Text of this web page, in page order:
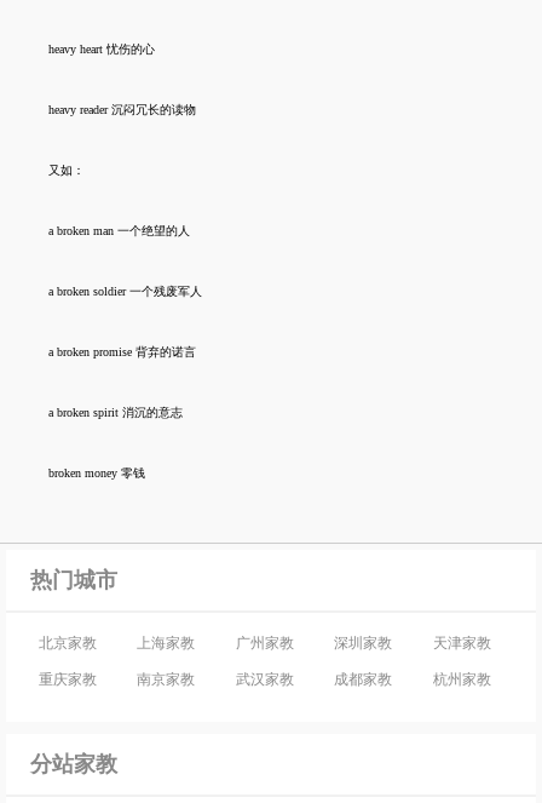
heavy heart 忧伤的心
heavy reader 沉闷冗长的读物
又如：
a broken man 一个绝望的人
a broken soldier 一个残废军人
a broken promise 背弃的诺言
a broken spirit 消沉的意志
broken money 零钱
热门城市
北京家教 上海家教 广州家教 深圳家教 天津家教
重庆家教 南京家教 武汉家教 成都家教 杭州家教
分站家教